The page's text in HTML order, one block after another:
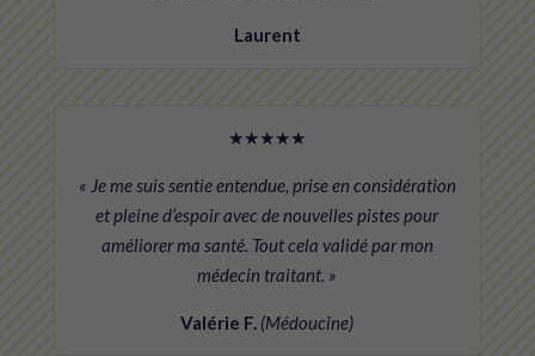
Laurent
★★★★★
« Je me suis sentie entendue, prise en considération
et pleine d’espoir avec de nouvelles pistes pour
améliorer ma santé. Tout cela validé par mon
médecin traitant. »
Valérie F. (Médoucine)